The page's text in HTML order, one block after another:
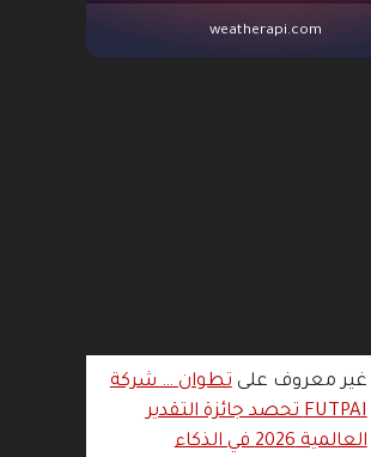
weatherapi.com
غير معروف علىتطوان … شركة
FUTPAI تحصد جائزة التقدير
العالمية 2026 في الذكاء